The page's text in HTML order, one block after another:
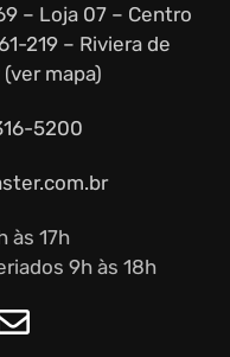
– Loja 07 – Centro
219 – Riviera de
mapa)
5200
às 17h
9h às 18h